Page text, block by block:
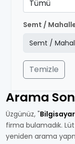
Tümü
Semt /
Temizle
Arama
Üzgünüz, "Bilgisayar
firma bulamadık.
yeniden arama